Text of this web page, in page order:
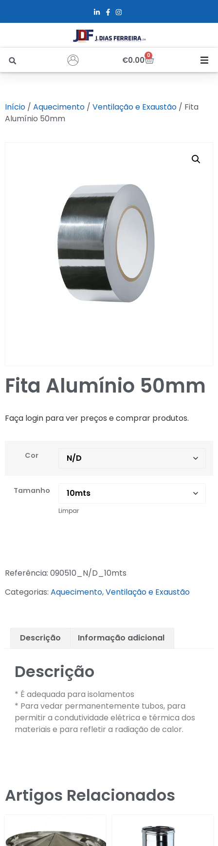
€0.00 0
Sobre Nós
Recrutamento
Contactos
Entrar / Registar
Início / Aquecimento / Ventilação e Exaustão / Fita
Alumínio 50mm
Fita Alumínio 50mm
Faça login para ver preços e comprar produtos.
Cor
Tamanho
Limpar
Referência: 090510_N/D_10mts
Categorias: Aquecimento,Ventilação e Exaustão
Descrição Informação adicional
Descrição
* É adequada para isolamentos
* Para vedar permanentemente tubos, para
permitir a condutividade elétrica e térmica dos
materiais e para refletir a radiação de calor.
Artigos Relacionados